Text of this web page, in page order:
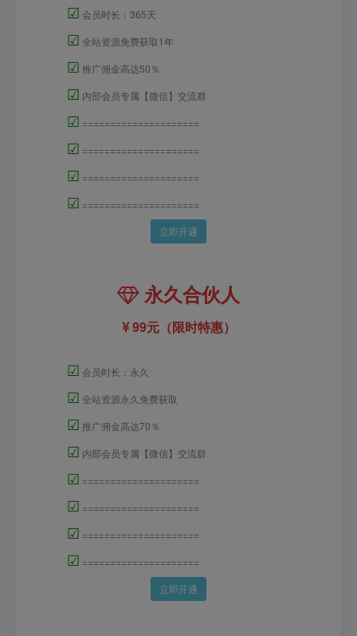
☑ 会员时长：365天
☑ 全站资源免费获取1年
☑ 推广佣金高达50％
☑ 内部会员专属【微信】交流群
☑ =====================
☑ =====================
☑ =====================
☑ =====================
立即开通
永久合伙人
99元（限时特惠）
☑ 会员时长：永久
☑ 全站资源永久免费获取
☑ 推广佣金高达70％
☑ 内部会员专属【微信】交流群
☑ =====================
☑ =====================
☑ =====================
☑ =====================
立即开通